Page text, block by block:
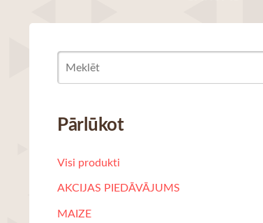
Pārlūkot
Visi produkti
AKCIJAS PIEDĀVĀJUMS
MAIZE